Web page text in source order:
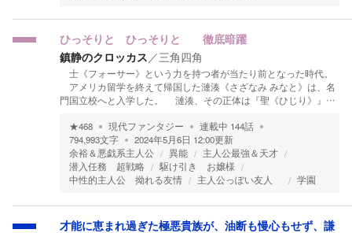
ひっそりと ひっそりと 徹底暗躍
鎮静のクロッカス／三角四角
士《フォーサー》という力を持つ者が当たり前となった時代。
アメリカ留学を終えて帰国した漣湊《さざなみ みなと》は、名
門国立校へと入学した。 漣湊、その正体は『聖《ひじり》』…
★468 現代ファンタジー 連載中 144話
794,993文字 2024年5月6日 12:00更新
余裕＆悪戯系主人公
異能
主人公最強＆天才
潜入任務 超戦略
駆け引き お嬢様
中性的主人公 拗れる友情
主人公っぽい友人 学園
才能に恵まれ過ぎた極悪貴族が、油断も慢心もせず、謙